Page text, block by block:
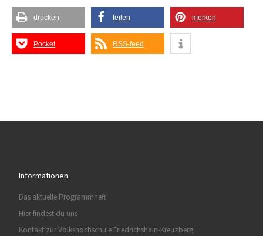
drucken teilen merken
Pocket RSS-feed
Informationen
Das aktuelle Programmheft
Hier findest du uns
Kontakt zur Volkshochschule Friedrichshain-Kreuzberg